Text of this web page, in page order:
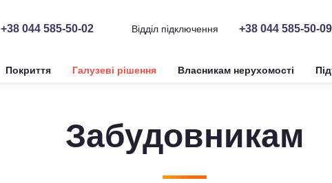
+38 044 585-50-02 Відділ підключення +38 044 585-50-09
Покриття Галузеві рішення Власникам нерухомості
Забудовникам